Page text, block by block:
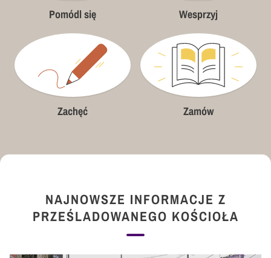
Pomódl się Wesprzyj
Zachęć Zamów
NAJNOWSZE INFORMACJE Z
PRZEŚLADOWANEGO KOŚCIOŁA